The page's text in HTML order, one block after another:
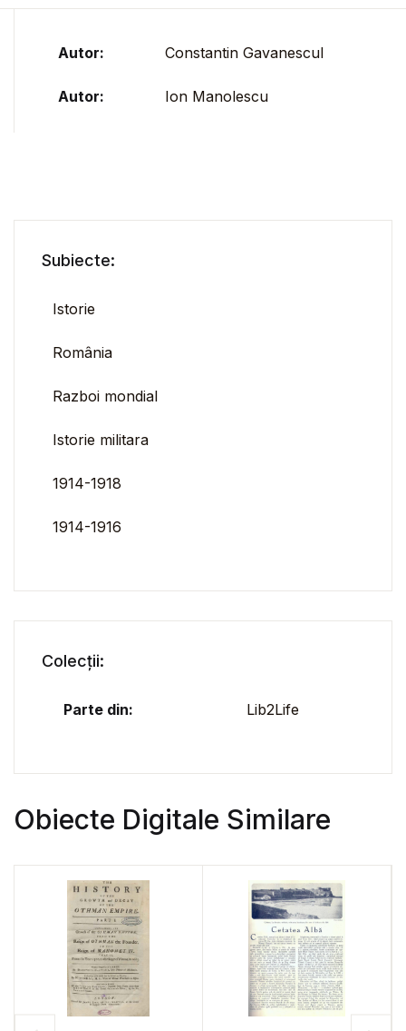
Autor: Constantin Gavanescul
Autor: Ion Manolescu
Subiecte:
Istorie
România
Razboi mondial
Istorie militara
1914-1918
1914-1916
Colecții:
Parte din: Lib2Life
Obiecte Digitale Similare